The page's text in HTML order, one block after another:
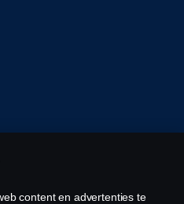
content en advertenties te